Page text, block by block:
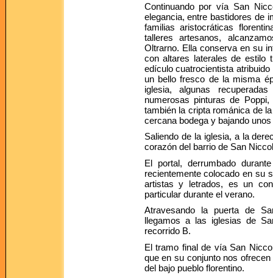
Continuando por vía San
elegancia, entre bastidores de
familias aristocráticas
talleres artesanos,
Oltrarno. Ella conserva en su
con altares laterales de estilo
edículo cuatrocientista
un bello fresco de la misma
iglesia, algunas
numerosas pinturas de
también la cripta románica de
cercana bodega y bajando
Saliendo de la iglesia, a la
corazón del barrio de San
El portal, derrumbado
recientemente colocado en su
artistas y letrados, es un
particular durante el verano.
Atravesando la puerta de
llegamos a las iglesias de
recorrido B.
El tramo final de vía San
que en su conjunto nos
del bajo pueblo florentino.